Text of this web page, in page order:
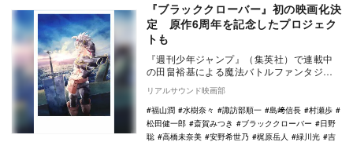
『ブラッククローバー』初の映画化決
定 原作6周年を記念したプロジェク
トも
『週刊少年ジャンプ』（集英社）で連載中
の田畠裕基による魔法バトルファンタジー
漫画『ブラッククローバー』のアニメ映画
製作が決定。あ…
リアルサウンド映画部
福山潤
水樹奈々 諏訪部順一 島﨑信長
村瀬歩
松田健一郎
斎賀みつき ブラッククローバー
日野
聡
高橋未奈美 安野希世乃 梶原岳人 緑川光
吉